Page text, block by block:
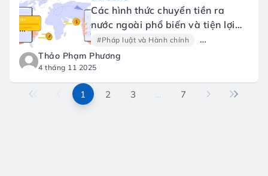
Các hình thức chuyển tiền ra
nước ngoài phổ biến và tiện lợi
hiện nay
#Pháp luật và Hành chính
Thảo Phạm Phương
4 tháng 11 2025
1 2 3 7